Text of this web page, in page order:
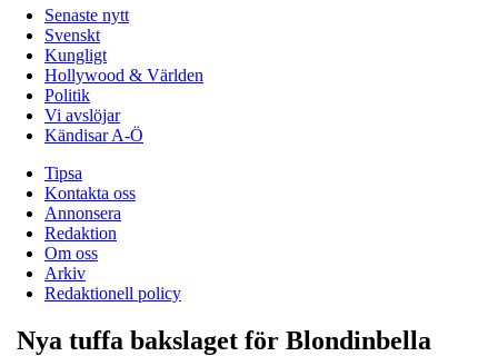
Senaste nytt
Svenskt
Kungligt
Hollywood & Världen
Politik
Vi avslöjar
Kändisar A-Ö
Tipsa
Kontakta oss
Annonsera
Redaktion
Om oss
Arkiv
Redaktionell policy
Nya tuffa bakslaget för Blondinbella